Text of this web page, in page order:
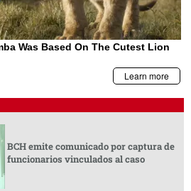
BCH emite comunicado por captura de
funcionarios vinculados al caso